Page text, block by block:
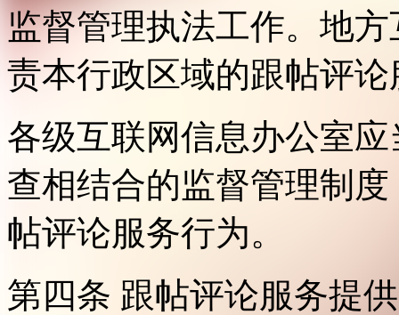
监督管理执法工作。地
责本行政区域的跟帖评
各级互联网信息办公室
查相结合的监督管理制
帖评论服务行为。
第四条 跟帖评论服务提